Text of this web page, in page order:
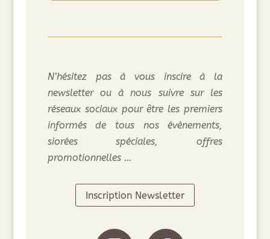
N’hésitez pas à vous inscire à la
newsletter ou à nous suivre sur les
réseaux sociaux pour être les premiers
informés de tous nos évènements,
siorées spéciales, offres
promotionnelles …
Inscription Newsletter